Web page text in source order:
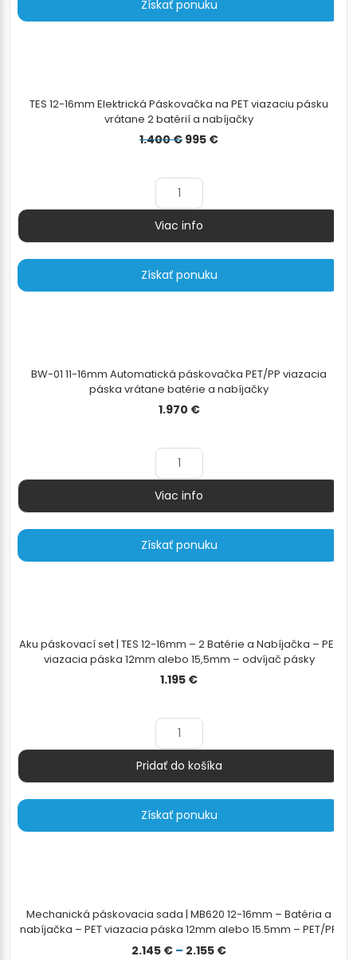
Získať ponuku
TES 12-16mm Elektrická Páskovačka na PET viazaciu pásku
vrátane 2 batérií a nabíjačky
1.400€ Pôvodná
995 €Aktuálna
Množstvo
Viac info
Získať ponuku
BW-01 11-16mm Automatická páskovačka PET/PP viazacia
páska vrátane batérie a nabíjačky
1.970 €
Množstvo
Viac info
Získať ponuku
Aku páskovací set | TES 12-16mm – 2 Batérie a Nabíjačka – PET
viazacia páska 12mm alebo 15,5mm – odvíjač pásky
1.195 €
Množstvo
Pridať do košíka
Získať ponuku
Mechanická páskovacia sada | MB620 12-16mm – Batéria a
nabíjačka – PET viazacia páska 12mm alebo 15.5mm – PET/PP
odvíjač pásky
2.145 € – 2.155 €Prisintervall: